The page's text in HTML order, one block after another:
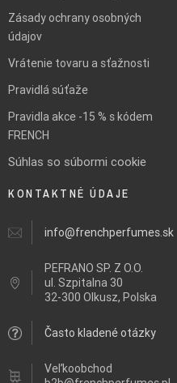
Zásady ochrany osobných
údajov
Vrátenie tovaru a sťažnosti
Pravidlá súťaže
Pravidla akce -15 % s kódem
FRENCH
Súhlas so súbormi cookie
KONTAKTNÉ ÚDAJE
info@frenchperfumes.sk
PEFRANO SP. Z O.O.
ul. Szpitalna 30
32-300 Olkusz, Polska
Často kladené otázky
Veľkoobchod